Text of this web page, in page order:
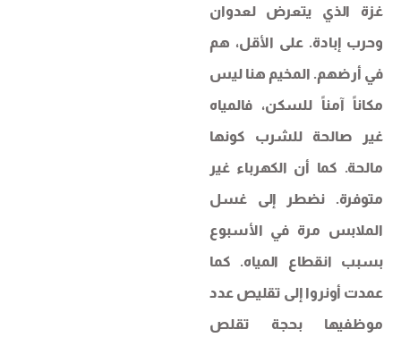
غزة الذي يتعرض لعدوان
وحرب إبادة. على الأقل، هم
في أرضهم. المخيم هنا ليس
مكاناً آمناً للسكن، فالمياه
غير صالحة للشرب كونها
مالحة. كما أن الكهرباء غير
متوفرة. نضطر إلى غسل
الملابس مرة في الأسبوع
بسبب انقطاع المياه. كما
عمدت أونروا إلى تقليص عدد
موظفيها بحجة تقلص